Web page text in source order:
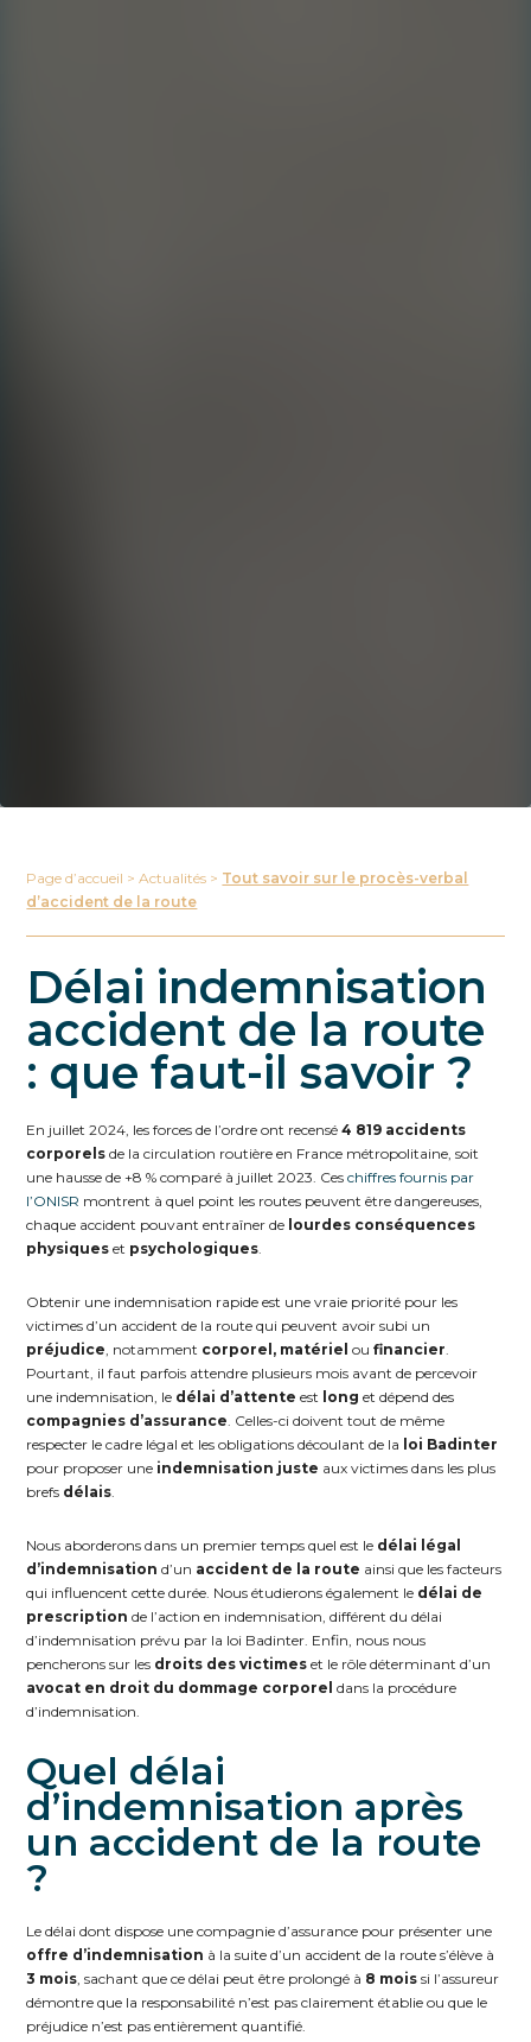
Page d’accueil > Actualités > Tout savoir sur le procès-verbal
d’accident de la route
Délai indemnisation
accident de la route
: que faut-il savoir ?
En juillet 2024, les forces de l’ordre ont recensé4 819 accidents
corporels de la circulation routière en France métropolitaine, soit
une hausse de +8 % comparé à juillet 2023. Ceschiffres fournis par
l’ONISR montrent à quel point les routes peuvent être dangereuses,
chaque accident pouvant entraîner de lourdes conséquences
physiques et psychologiques.
Obtenir une indemnisation rapide est une vraie priorité pour les
victimes d’un accident de la route qui peuvent avoir subi un
préjudice, notamment corporel, matérielou financier.
Pourtant, il faut parfois attendre plusieurs mois avant de percevoir
une indemnisation, le délai d’attente est long et dépend des
compagnies d’assurance. Celles-ci doivent tout de même
respecter le cadre légal et les obligations découlant de la loi Badinter
pour proposer une indemnisation juste aux victimes dans les plus
brefs délais.
Nous aborderons dans un premier temps quel est le délai légal
d’indemnisation d’un accident de la route ainsi que les facteurs
qui influencent cette durée. Nous étudierons également le délai de
prescription de l’action en indemnisation, différent du délai
d’indemnisation prévu par la loi Badinter. Enfin, nous nous
pencherons sur les droits des victimes et le rôle déterminant d’un
avocat en droit du dommage corporel dans la procédure
d’indemnisation.
Quel délai
d’indemnisation après
un accident de la route
?
Le délai dont dispose une compagnie d’assurance pour présenter une
offre d’indemnisation à la suite d’un accident de la route s’élève à
3 mois, sachant que ce délai peut être prolongé à 8 moissi l’assureur
démontre que la responsabilité n’est pas clairement établie ou que le
préjudice n’est pas entièrement quantifié.